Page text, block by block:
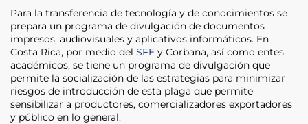
Para la transferencia de tecnología y de conocimientos se
prepara un programa de divulgación de documentos
impresos, audiovisuales y aplicativos informáticos. En
Costa Rica, por medio del SFE y Corbana, así como entes
académicos, se tiene un programa de divulgación que
permite la socialización de las estrategias para minimizar
riesgos de introducción de esta plaga que permite
sensibilizar a productores, comercializadores exportadores
y público en lo general.